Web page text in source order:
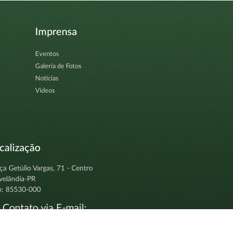
Imprensa
Eventos
Galeria de Fotos
Notícias
Vídeos
Getúlio Vargas, 71 - Centro
PR
85530-000
via E-mail: